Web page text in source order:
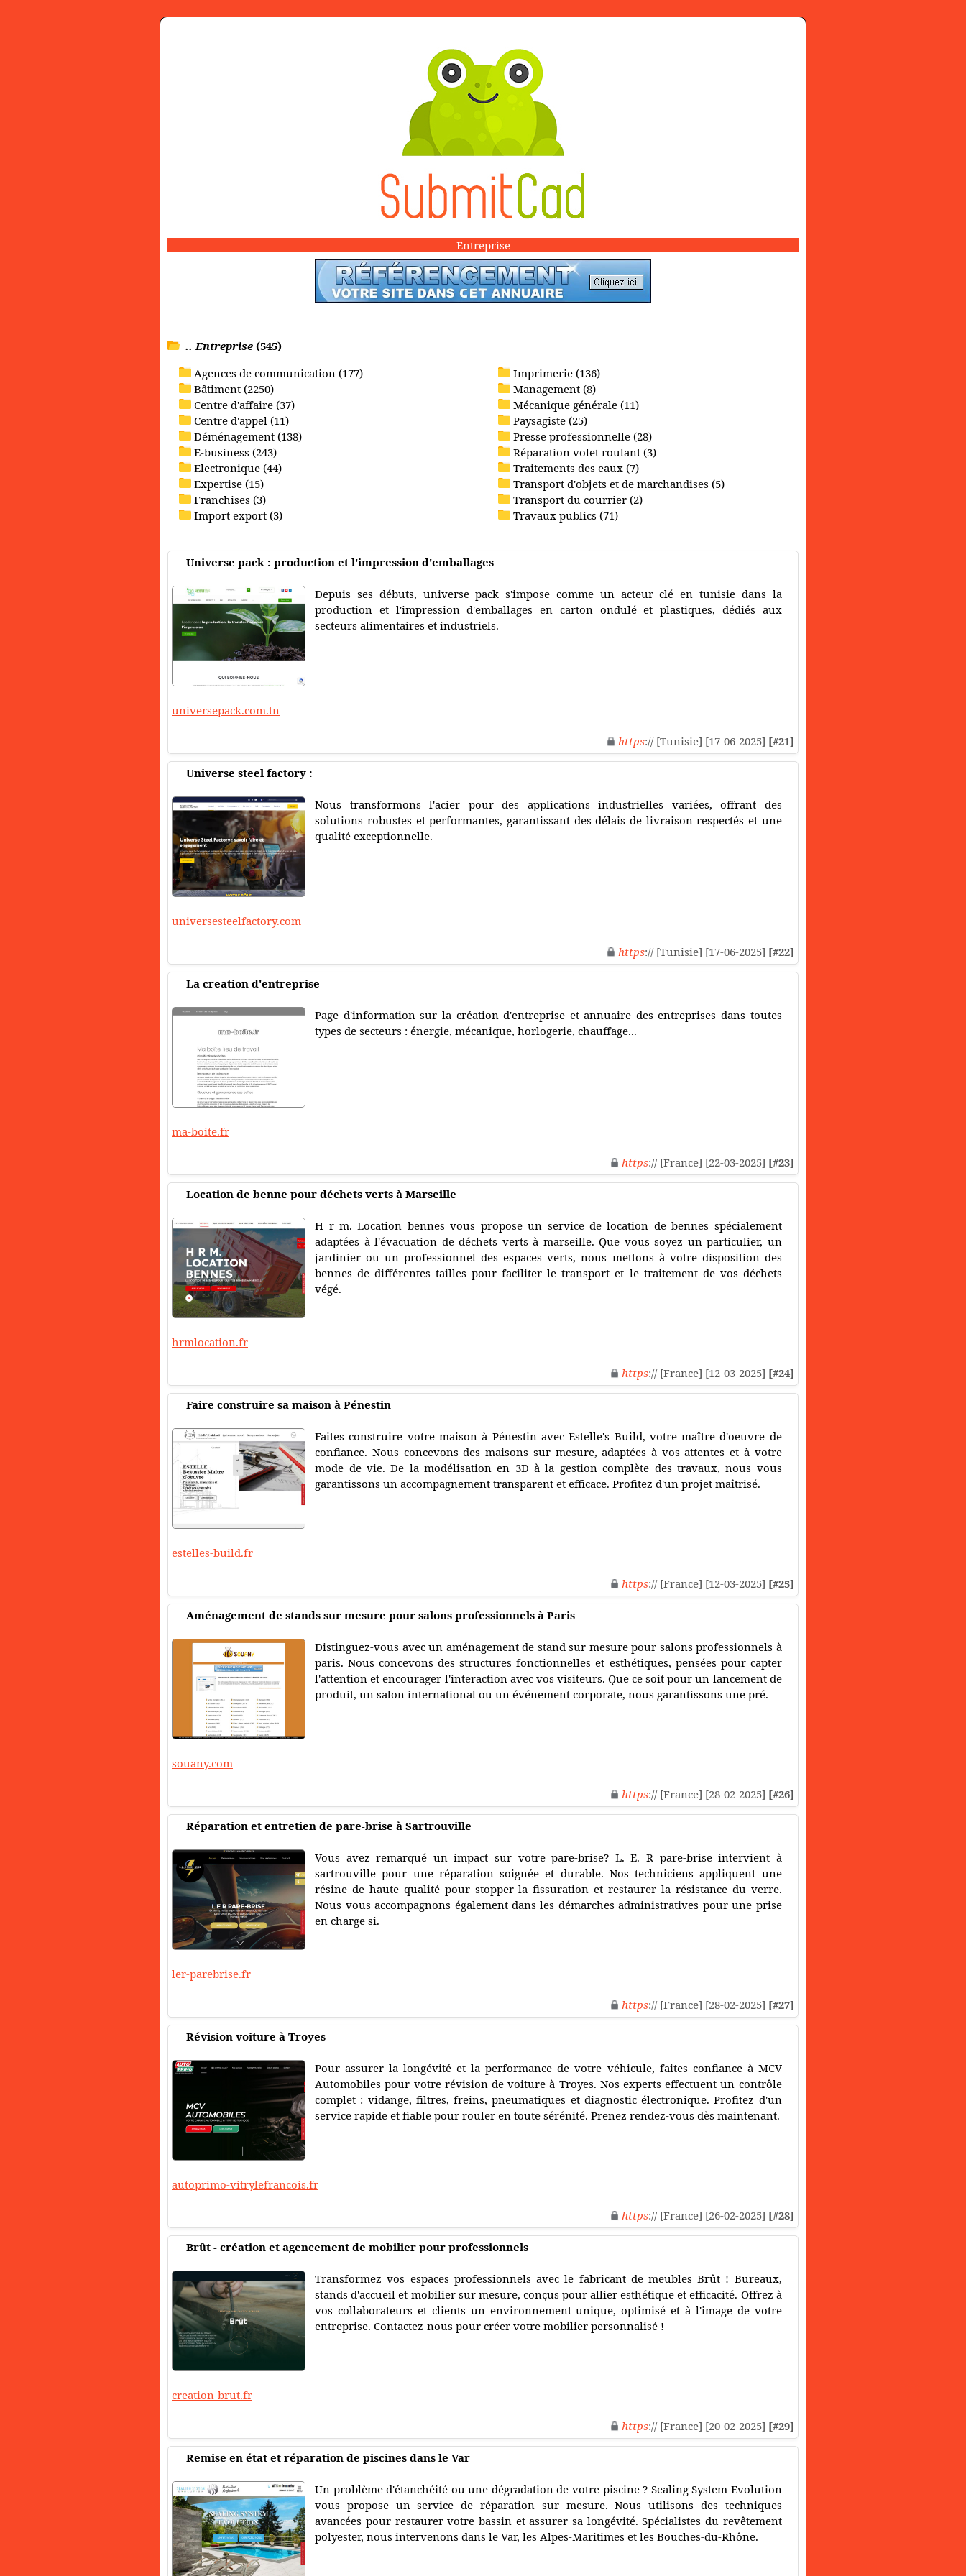
Entreprise
.. Entreprise (545)
Agences de communication (177)
Bâtiment (2250)
Centre d'affaire (37)
Centre d'appel (11)
Déménagement (138)
E-business (243)
Electronique (44)
Expertise (15)
Franchises (3)
Import export (3)
Imprimerie (136)
Management (8)
Mécanique générale (11)
Paysagiste (25)
Presse professionnelle (28)
Réparation volet roulant (3)
Traitements des eaux (7)
Transport d'objets et de marchandises (5)
Transport du courrier (2)
Travaux publics (71)
Universe pack : production et l'impression d'emballages
Depuis ses débuts, universe pack s'impose comme un acteur clé en tunisie dans la
production et l'impression d'emballages en carton ondulé et plastiques, dédiés aux
secteurs alimentaires et industriels.
universepack.com.tn
https:// [Tunisie] [17-06-2025] [#21]
Universe steel factory :
Nous transformons l'acier pour des applications industrielles variées, offrant des
solutions robustes et performantes, garantissant des délais de livraison respectés et une
qualité exceptionnelle.
universesteelfactory.com
https:// [Tunisie] [17-06-2025] [#22]
La creation d'entreprise
Page d'information sur la création d'entreprise et annuaire des entreprises dans toutes
types de secteurs : énergie, mécanique, horlogerie, chauffage...
ma-boite.fr
https:// [France] [22-03-2025] [#23]
Location de benne pour déchets verts à Marseille
H r m. Location bennes vous propose un service de location de bennes spécialement
adaptées à l'évacuation de déchets verts à marseille. Que vous soyez un particulier, un
jardinier ou un professionnel des espaces verts, nous mettons à votre disposition des
bennes de différentes tailles pour faciliter le transport et le traitement de vos déchets
végé.
hrmlocation.fr
https:// [France] [12-03-2025] [#24]
Faire construire sa maison à Pénestin
Faites construire votre maison à Pénestin avec Estelle's Build, votre maître d'oeuvre de
confiance. Nous concevons des maisons sur mesure, adaptées à vos attentes et à votre
mode de vie. De la modélisation en 3D à la gestion complète des travaux, nous vous
garantissons un accompagnement transparent et efficace. Profitez d'un projet maîtrisé.
estelles-build.fr
https:// [France] [12-03-2025] [#25]
Aménagement de stands sur mesure pour salons professionnels à Paris
Distinguez-vous avec un aménagement de stand sur mesure pour salons professionnels à
paris. Nous concevons des structures fonctionnelles et esthétiques, pensées pour capter
l'attention et encourager l'interaction avec vos visiteurs. Que ce soit pour un lancement de
produit, un salon international ou un événement corporate, nous garantissons une pré.
souany.com
https:// [France] [28-02-2025] [#26]
Réparation et entretien de pare-brise à Sartrouville
Vous avez remarqué un impact sur votre pare-brise? L. E. R pare-brise intervient à
sartrouville pour une réparation soignée et durable. Nos techniciens appliquent une
résine de haute qualité pour stopper la fissuration et restaurer la résistance du verre.
Nous vous accompagnons également dans les démarches administratives pour une prise
en charge si.
ler-parebrise.fr
https:// [France] [28-02-2025] [#27]
Révision voiture à Troyes
Pour assurer la longévité et la performance de votre véhicule, faites confiance à MCV
Automobiles pour votre révision de voiture à Troyes. Nos experts effectuent un contrôle
complet : vidange, filtres, freins, pneumatiques et diagnostic électronique. Profitez d'un
service rapide et fiable pour rouler en toute sérénité. Prenez rendez-vous dès maintenant.
autoprimo-vitrylefrancois.fr
https:// [France] [26-02-2025] [#28]
Brût - création et agencement de mobilier pour professionnels
Transformez vos espaces professionnels avec le fabricant de meubles Brût ! Bureaux,
stands d'accueil et mobilier sur mesure, conçus pour allier esthétique et efficacité. Offrez à
vos collaborateurs et clients un environnement unique, optimisé et à l'image de votre
entreprise. Contactez-nous pour créer votre mobilier personnalisé !
creation-brut.fr
https:// [France] [20-02-2025] [#29]
Remise en état et réparation de piscines dans le Var
Un problème d'étanchéité ou une dégradation de votre piscine ? Sealing System Evolution
vous propose un service de réparation sur mesure. Nous utilisons des techniques
avancées pour restaurer votre bassin et assurer sa longévité. Spécialistes du revêtement
polyester, nous intervenons dans le Var, les Alpes-Maritimes et les Bouches-du-Rhône.